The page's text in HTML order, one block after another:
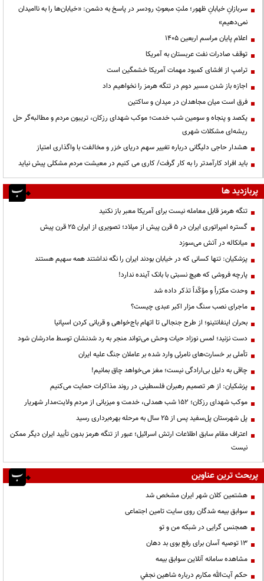
سربازانِ خیابانِ ظهور؛ ملتِ مبعوثِ رودسر در پاسخ به دشمن: «خیابان‌ها را به ناامیدان
نمی‌دهیم»
اعلام پایان مراسم اربعین ۱۴۰۵
توقف صادرات نفت عربستان به آمریکا
ترامپ از افشای کمبود مهمات آمریکا خشمگین است
اجازه باز شدن مسیر دوم در تنگه هرمز را نخواهیم داد
فرق است میان مجاهدان در میدان و ساکتین
یکصد و پنجاه و سومین شب خدمت؛ موکب شهدای رزکان، تریبون مردم و مطالبه‌گر حل
ریشه‌ای مشکلات شهری
هشدار حاجی دلیگانی درباره تغییر سهم دریای خزر و مخالفت با واگذاری امتیاز
باید افراد کارآمدتر را به کار گرفت/ کاری می کنیم در معیشت مردم مشکلی پیش نیاید
پربازدید ها
تنگه هرمز قابل معامله نیست برای آمریکا معبر باز نکنید
گستره امپراتوری ایران در ۵ قرن پیش از میلاد؛ تصویری از ایران ۲۵ قرن پیش
میانکاله در آتش می‌سوزد
پزشکیان: تنها کسانی که در خیابان بودند ایران را نگه نداشتند همه سهیم هستند
پارچه فروشی که هیچ نسبتی با بانک آینده ندارد!
وحدت مکرّراً و مؤکّداً تذکر داده شد
ماجرای نصب سنگ مزار اکبر عبدی چیست؟
بحران اینفانتینو؛ از طرح جنجالی تا اتهام باج‌خواهی و قربانی کردن اسپانیا
دست نزنید؛ لمس نوزاد حیات وحش می‌تواند منجر به رد شدنشان توسط مادرشان شود
تأملی بر خسارت‌های نامرئی وارد شده بر عاملان جنگ علیه ایران
چاقی به دلیل بی‌ارادگی نیست؛ مغز می‌خواهد چاق بمانیم!
پزشکیان: از هر تصمیم رهبران فلسطینی در روند مذاکرات حمایت می‌کنیم
موکب شهدای رزکان؛ ۱۵۲ شب همدلی، خدمت و میزبانی از مردم ولایت‌مدار شهریار
پل شهرستان پل‌سفید پس از ۲۵ سال به مرحله بهره‌برداری رسید
اعتراف مقام سابق اطلاعات ارتش اسرائیل؛ عبور از تنگه هرمز بدون تأیید ایران دیگر ممکن
نیست
پربحث ترین عناوین
هشتمین کلان شهر ایران مشخص شد
سوابق بیمه شدگان روی سایت تامین اجتماعی
همجنس گرایی در شبکه من و تو
13 توصیه آسان برای رفع بوی بد دهان
مشاهده سامانه آنلاين سوابق بیمه
حكم آيت‌الله مكارم درباره شاهين نجفي